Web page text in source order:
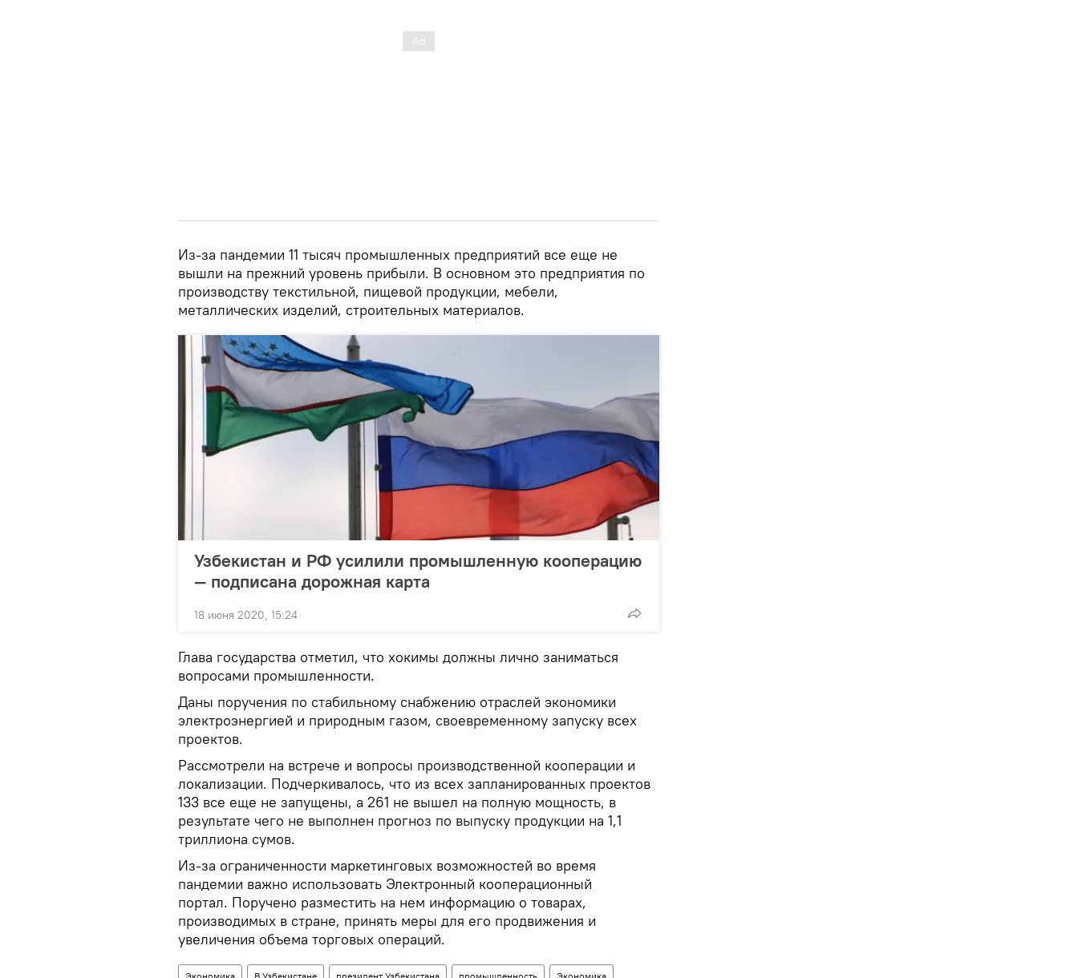
Из-за пандемии 11 тысяч промышленных предприятий все еще не
вышли на прежний уровень прибыли. В основном это предприятия по
производству текстильной, пищевой продукции, мебели,
металлических изделий, строительных материалов.
Узбекистан и РФ усилили промышленную кооперацию
— подписана дорожная карта
18 июня 2020, 15:24
Глава государства отметил, что хокимы должны лично заниматься
вопросами промышленности.
Даны поручения по стабильному снабжению отраслей экономики
электроэнергией и природным газом, своевременному запуску всех
проектов.
Рассмотрели на встрече и вопросы производственной кооперации и
локализации. Подчеркивалось, что из всех запланированных проектов
133 все еще не запущены, а 261 не вышел на полную мощность, в
результате чего не выполнен прогноз по выпуску продукции на 1,1
триллиона сумов.
Из-за ограниченности маркетинговых возможностей во время
пандемии важно использовать Электронный кооперационный
портал. Поручено разместить на нем информацию о товарах,
производимых в стране, принять меры для его продвижения и
увеличения объема торговых операций.